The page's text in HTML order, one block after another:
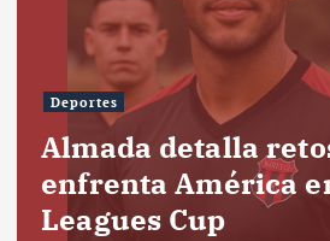
Deportes
Almada detalla
enfrenta América
Leagues Cup